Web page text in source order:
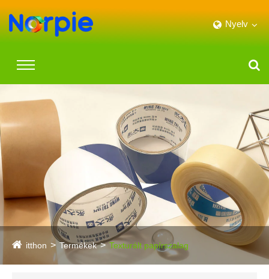
Nyelv
itthon Termékek Texturált papírszalag